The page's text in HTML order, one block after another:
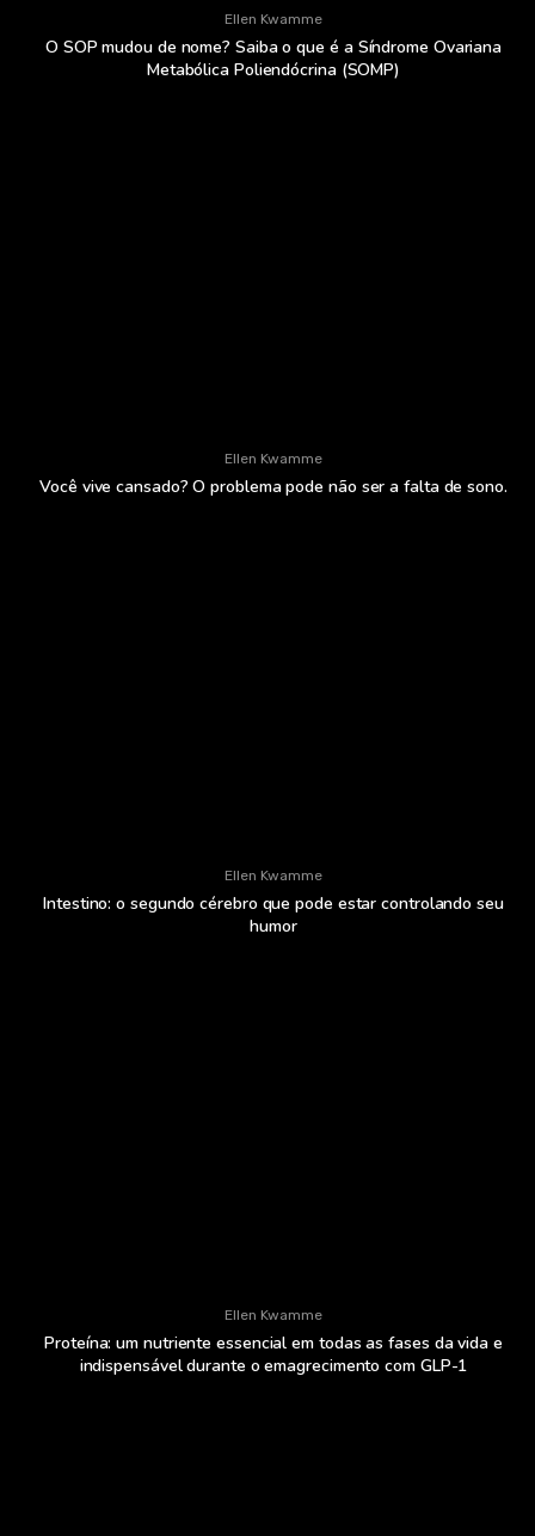
Ellen Kwamme
O SOP mudou de nome? Saiba o que é a Síndrome Ovariana
Metabólica Poliendócrina (SOMP)
Ellen Kwamme
Você vive cansado? O problema pode não ser a falta de sono.
Ellen Kwamme
Intestino: o segundo cérebro que pode estar controlando seu
humor
Ellen Kwamme
Proteína: um nutriente essencial em todas as fases da vida e
indispensável durante o emagrecimento com GLP-1